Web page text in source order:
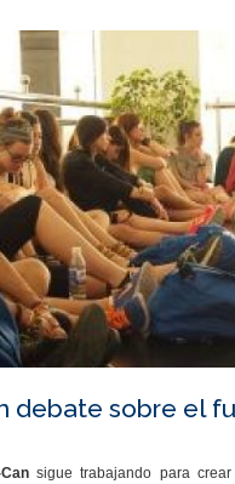
debate sobre el
sigue trabajando para